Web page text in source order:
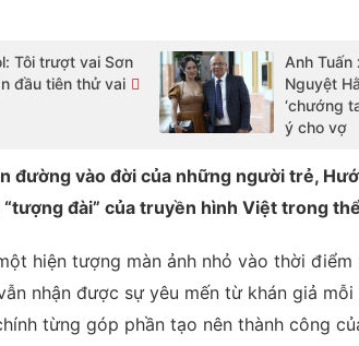
Tôi trượt vai Sơn
đầu tiên thử vai
Anh Tuấn
Nguyệt
‘chướng
ý cho vợ
đường vào đời của những người trẻ,
đài” của truyền hình Việt trong
hiện tượng màn ảnh nhỏ vào thời điểm
nhận được sự yêu mến từ khán giả
từng góp phần tạo nên thành công